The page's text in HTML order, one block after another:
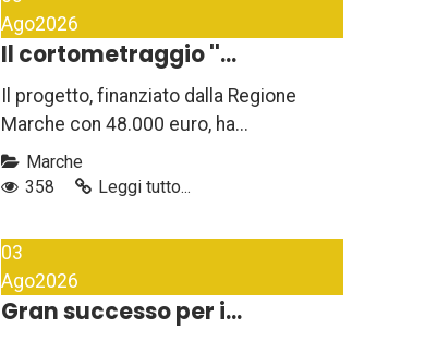
Ago2026
Il cortometraggio ''...
Il progetto, finanziato dalla Regione
Marche con 48.000 euro, ha...
Marche
358
Leggi tutto...
03
Ago2026
Gran successo per i...